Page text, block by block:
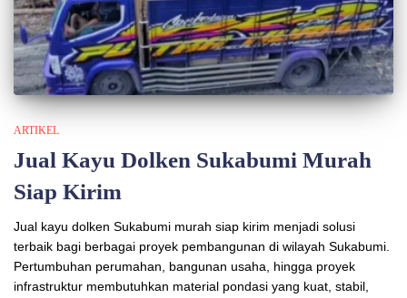
ARTIKEL
Jual Kayu Dolken Sukabumi Murah
Siap Kirim
Jual kayu dolken Sukabumi murah siap kirim menjadi solusi
terbaik bagi berbagai proyek pembangunan di wilayah Sukabumi.
Pertumbuhan perumahan, bangunan usaha, hingga proyek
infrastruktur membutuhkan material pondasi yang kuat, stabil,